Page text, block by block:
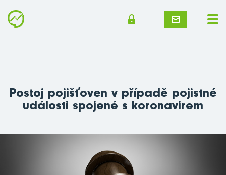
Postoj pojišťoven v případě pojistné
události spojené s koronavirem